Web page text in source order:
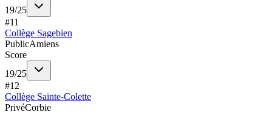
19/25
#11
Collège Sagebien
PublicAmiens
Score
19/25
#12
Collège Sainte-Colette
PrivéCorbie